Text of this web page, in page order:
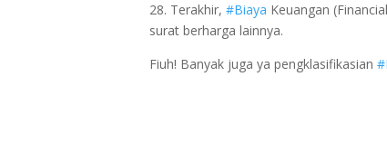
28. Terakhir,#Biaya Keuangan
surat berharga lainnya.
Fiuh! Banyak juga ya pengklasifikasian